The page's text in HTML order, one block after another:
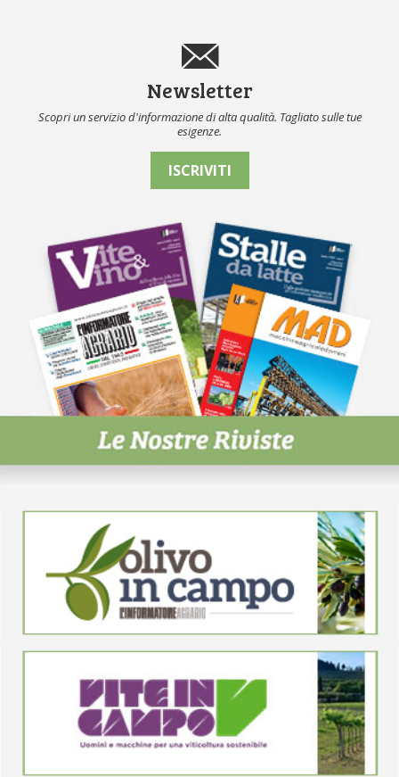
Newsletter
Scopri un servizio d'informazione di alta qualità. Tagliato sulle tue
esigenze.
ISCRIVITI